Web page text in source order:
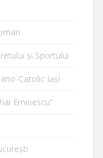
şi Sportului
Catolic Iaşi
Eminescu”